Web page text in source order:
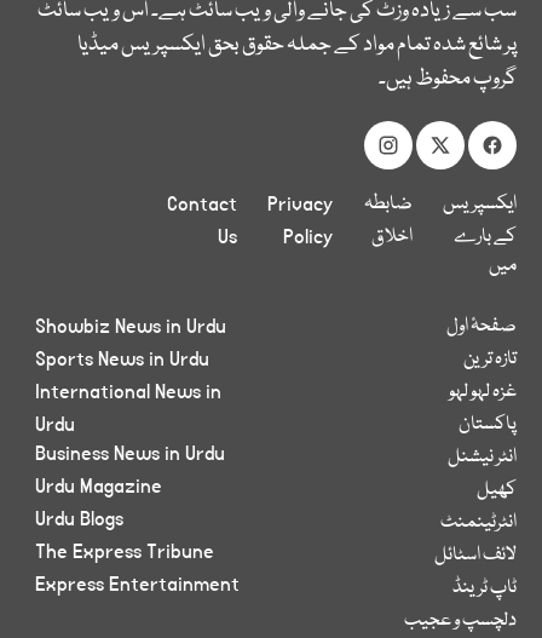
سب سے زیادہ وزٹ کی جانے والی ویب سائٹ ہے۔ اس ویب سائٹ
پر شائع شدہ تمام مواد کے جملہ حقوق بحق ایکسپریس میڈیا
گروپ محفوظ ہیں۔
ایکسپریس
کے بارے
میں
ضابطہ
اخلاق
Privacy
Policy
Contact
Us
صفحۂ اول
تازہ ترین
غزہ لہو لہو
پاکستان
انٹر نیشنل
کھیل
انٹرٹینمنٹ
لائف اسٹائل
ٹاپ ٹرینڈ
دلچسپ و عجیب
Showbiz News in Urdu
Sports News in Urdu
International News in
Urdu
Business News in Urdu
Urdu Magazine
Urdu Blogs
The Express Tribune
Express Entertainment